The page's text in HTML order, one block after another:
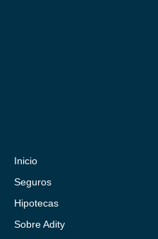
Inicio
Seguros
Hipotecas
Sobre Adity